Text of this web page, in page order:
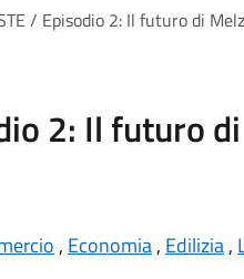
/ Episodio 2: Il futuro di
2: Il futuro
, Economia, Edilizia,